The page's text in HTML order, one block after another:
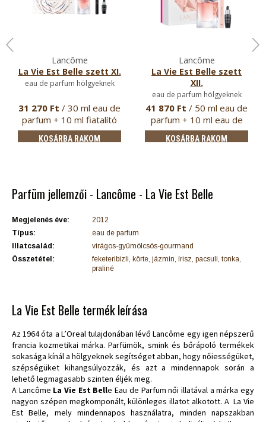
Lancôme
La Vie Est Belle szett XI.
eau de parfum hölgyeknek
31 270 Ft / 30 ml eau de
parfum + 10 ml fiatalító
…
KOSÁRBA RAKOM
Lancôme
La Vie Est Belle szett
XII.
eau de parfum hölgyeknek
41 870 Ft / 50 ml eau de
parfum + 10 ml eau de
par…
KOSÁRBA RAKOM
Parfüm jellemzői - Lancôme - La Vie Est Belle
Megjelenés éve:
2012
Típus:
eau de parfum
Illatcsalád:
virágos-gyümölcsös-gourmand
Összetétel:
feketeribizli, körte, jázmin, írisz, pacsuli, tonka,
praliné
La Vie Est Belle termék leírása
Az 1964 óta a L’Oreal tulajdonában lévő Lancôme egy igen népszerű
francia kozmetikai márka. Parfümök, smink és bőrápoló termékek
sokasága kínál a hölgyeknek segítséget abban, hogy nőiességüket,
szépségüket kihangsúlyozzák, és azt a mindennapok során a
lehető legmagasabb szinten éljék meg.
A Lancôme La Vie Est Belle Eau de Parfum női illatával a márka egy
nagyon szépen megkomponált, különleges illatot alkotott. A La Vie
Est Belle, mely mindennapos használatra, minden napszakban